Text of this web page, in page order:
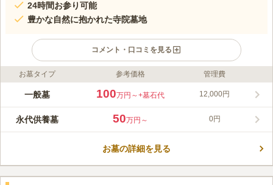
24時間お参り可能
豊かな自然に抱かれた寺院墓地
コメント・口コミを見る
ライフドット編集部のコメント
祥雲寺は寺院墓地で、曹洞宗の檀家になることでお墓を建立する
も利用可能で、お墓の継承者が居ない方でも安心して眠れます。
祥雲寺境内には、本堂や斎場だけではなく、別邸や客殿そして庭
プされるので、会いたくなったら24時間いつでもお参りできま
この霊園はまだ誰からも評価されていません。
お墓タイプ 参考価格 管理費
一般墓 100万円～+墓石代 12,000円
永代供養墓 50万円～ 0円
お墓の詳細を見る